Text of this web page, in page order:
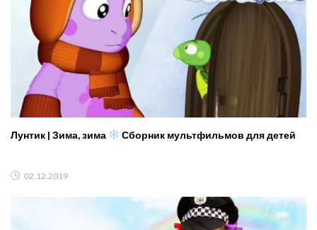
Лунтик | Зима, зима Сборник мультфильмов для детей
02.12.2019